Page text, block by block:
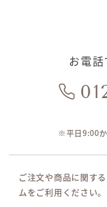
お電
※平日9:00か
ご注文や商品に関す
ムをご利用ください。